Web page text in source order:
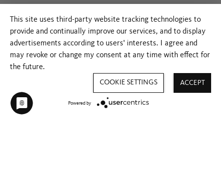
This site uses third-party website tracking technologies to
provide and continually improve our services, and to display
advertisements according to users' interests. I agree and
may revoke or change my consent at any time with effect for
the future.
ACCEPT
COOKIE SETTINGS
Powered by